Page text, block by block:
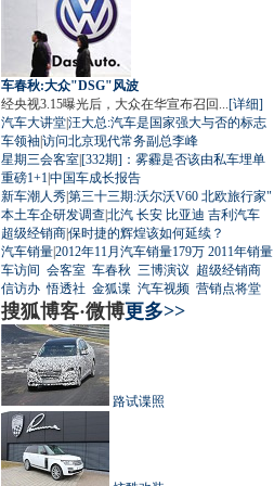
车春秋:大众"DSG"风波
经央视3.15曝光后，大众在华宣布召回... [详细]
汽车大讲堂|汪大总:汽车是国家强大与否的标志
车领袖|访问北京现代常务副总李峰
星期三会客室|[332期]：雾霾是否该由私车埋单
重磅1+1 |中国车成长报告
新车潮人秀|第三十三期:沃尔沃V60 北欧旅行家"
本土车企研发调查|北汽 长安 比亚迪 吉利汽车
超级经销商|保时捷的辉煌该如何延续？
汽车销量|2012年11月汽车销量179万 2011年销量
车访间 会客室 车春秋 三博演议 超级经销商
信访办 悟透社 金狐谍 汽车视频 营销点将堂
搜狐博客·微博更多>>
路试谍照